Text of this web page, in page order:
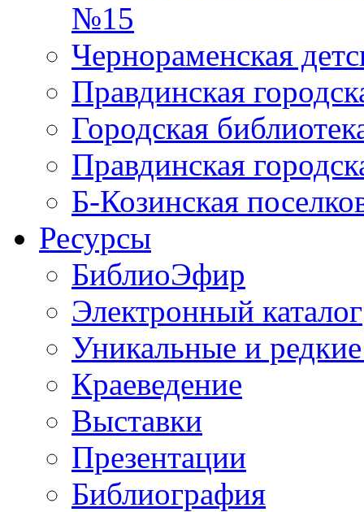
№15
Чернораменская
Правдинская
Городская
Правдинская
Б-Козинская
Ресурсы
БиблиоЭфир
Электронный каталог
Уникальные и
Краеведение
Выставки
Презентации
Библиография